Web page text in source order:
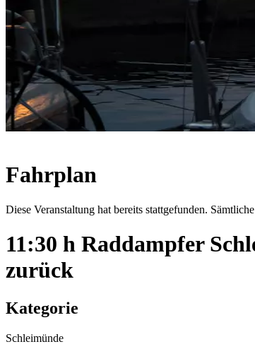
Fahrplan
Diese Veranstaltung hat bereits stattgefunden.
11:30 h Raddampfer
zurück
Kategorie
Schleimünde